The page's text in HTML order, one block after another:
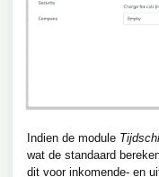
Indien de module
wat de standaard
dit voor inkomende- en